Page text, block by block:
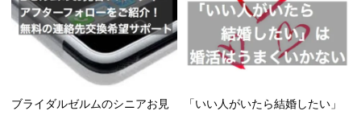
ブライダルゼルムのシニアお見
「いい人がいたら結婚したい」